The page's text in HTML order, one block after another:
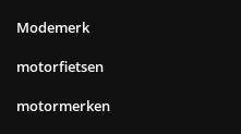
Modemerk
motorfietsen
motormerken